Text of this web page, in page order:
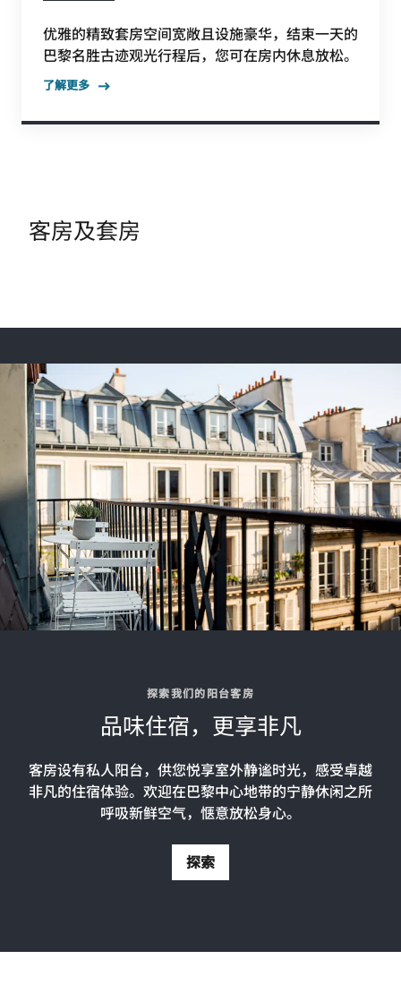
优雅的精致套房空间宽敞且设施豪华，结束一天的
巴黎名胜古迹观光行程后，您可在房内休息放松。
了解更多
客房及套房
探索我们的阳台客房
品味住宿，更享非凡
客房设有私人阳台，供您悦享室外静谧时光，感受卓越
非凡的住宿体验。欢迎在巴黎中心地带的宁静休闲之所
呼吸新鲜空气，惬意放松身心。
探索